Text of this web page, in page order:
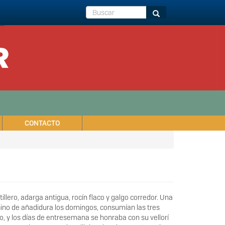
Buscar Buscar
CONTACTO
adarga antigua, rocín flaco y galgo corredor. Una
de añadidura los domingos, consumían las tres
y los días de entresemana se honraba con su vellorí